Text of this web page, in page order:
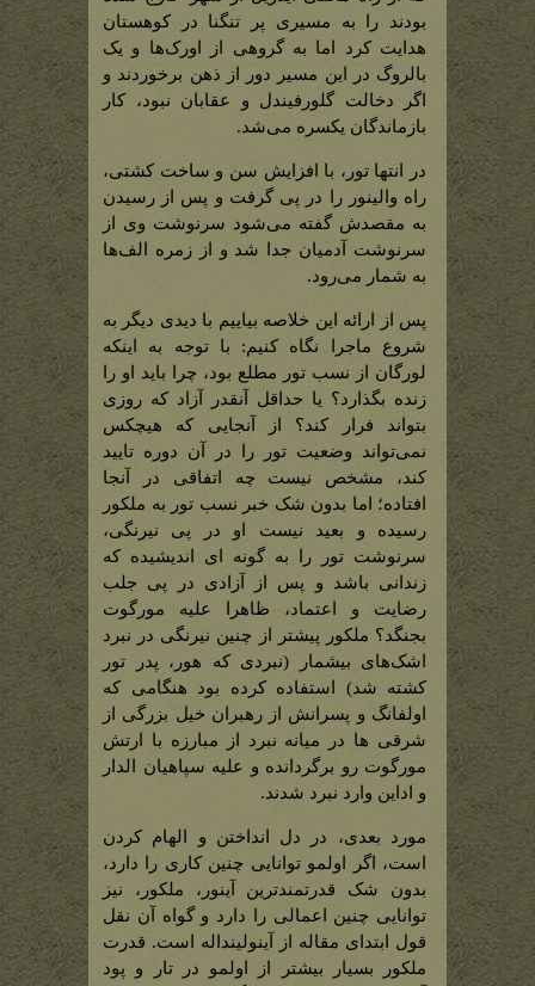
بودند را به مسیری پر تنگنا در کوهستان
هدایت کرد اما به گروهی از اورک‌ها و یک
بالروگ در این مسیر دور از ذهن برخوردند و
اگر دخالت گلورفیندل و عقابان نبود، کار
بازماندگان یکسره می‌شد.
در انتها تور، با افزایش سن و ساخت کشتی،
راه والینور را در پی گرفت و پس از رسیدن
به مقصدش گفته می‌شود سرنوشت وی از
سرنوشت آدمیان جدا شد و از زمره الف‌ها
به شمار می‌رود.
پس از ارائه این خلاصه بیاییم با دیدی دیگر به
شروع ماجرا نگاه کنیم: با توجه به اینکه
لورگان از نسب تور مطلع بود، چرا باید او را
زنده بگذارد؟ یا حداقل آنقدر آزاد که روزی
بتواند فرار کند؟ از آنجایی که هیچکس
نمی‌تواند وضعیت تور را در آن دوره تایید
کند، مشخص نیست چه اتفاقی در آنجا
افتاده؛ اما بدون شک خبر نسب تور به ملکور
رسیده و بعید نیست او در پی نیرنگی،
سرنوشت تور را به گونه ای اندیشیده که
زندانی باشد و پس از آزادی در پی جلب
رضایت و اعتماد، ظاهرا علیه مورگوت
بجنگد؟ ملکور پیشتر از چنین نیرنگی در نبرد
اشک‌های بیشمار (نبردی که هور، پدر تور
کشته شد) استفاده کرده بود هنگامی که
اولفانگ و پسرانش از رهبران خیل بزرگی از
شرقی ها در میانه نبرد از مبارزه با ارتش
مورگوت رو برگردانده و علیه سپاهیان الدار
و اداین وارد نبرد شدند.
مورد بعدی، در دل انداختن و الهام کردن
است، اگر اولمو توانایی چنین کاری را دارد،
بدون شک قدرتمندترین آینور، ملکور، نیز
توانایی چنین اعمالی را دارد و گواه آن نقل
قول ابتدای مقاله از آینولینداله است. قدرت
ملکور بسیار بیشتر از اولمو در تار و پود